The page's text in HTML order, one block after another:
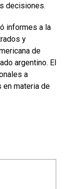
decisiones.
informes a la
y
de
argentino. El
a
materia de